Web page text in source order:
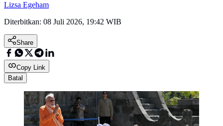
Lizsa Egeham
Diterbitkan: 08 Juli 2026, 19:42 WIB
Share
Copy Link
Batal